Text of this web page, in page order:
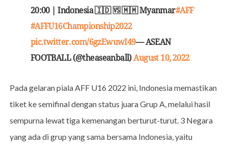
20:00 | Indonesia 🇮🇩 🆚 🇲🇲 Myanmar#AFF
#AFFU16Championship2022
pic.twitter.com/6gzEwuwI49— ASEAN
FOOTBALL (@theaseanball)August 10, 2022
Pada gelaran piala AFF U16 2022 ini, Indonesia memastikan
tiket ke semifinal dengan status juara Grup A, melalui hasil
sempurna lewat tiga kemenangan berturut-turut. 3 Negara
yang ada di grup yang sama bersama Indonesia, yaitu